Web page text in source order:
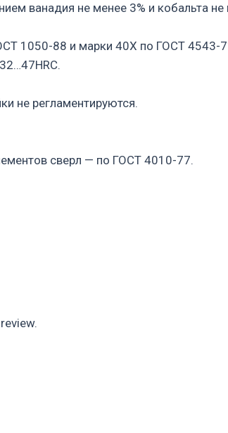
ванадия не менее 3% и кобальта
1050-88 и марки 40Х по ГОСТ 4543-
не регламентируются.
сверл — по ГОСТ 4010-77.